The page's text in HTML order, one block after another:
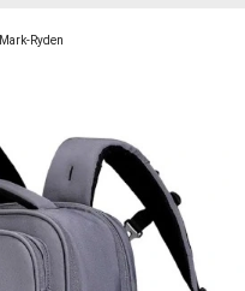
Mark-Ryden